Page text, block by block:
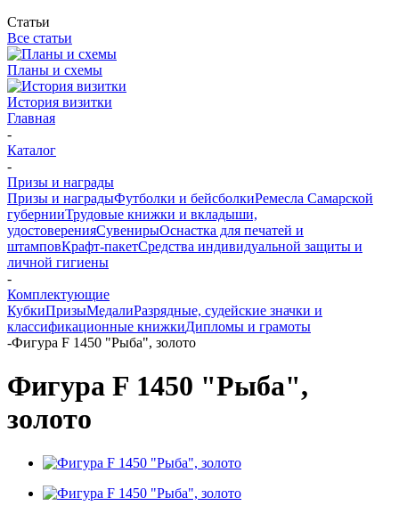
Статьи
Все статьи
Планы и схемы
История визитки
Главная
-
Каталог
-
Призы и награды
Призы и наградыФутболки и бейсболкиРемесла Самарской
губернииТрудовые книжки и вкладыши,
удостоверенияСувенирыОснастка для печатей и
штамповКрафт-пакетСредства индивидуальной защиты и
личной гигиены
-
Комплектующие
КубкиПризыМедалиРазрядные, судейские значки и
классификационные книжкиДипломы и грамоты
-Фигура F 1450 "Рыба", золото
Фигура F 1450 "Рыба",
золото